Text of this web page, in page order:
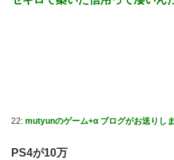
22: mutyunのゲーム+α ブログがお送りしま
PS4が10万